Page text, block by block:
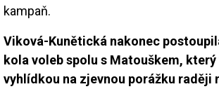
kampaň.
Viková-Kunětická nakonec
kola voleb spolu s Matouškem, který
vyhlídkou na zjevnou porážku raději